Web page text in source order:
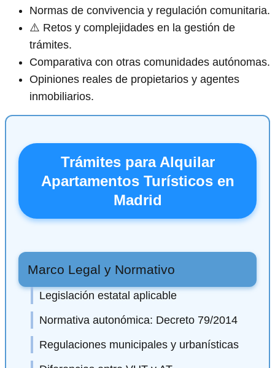
Normas de convivencia y regulación comunitaria.
⚠️ Retos y complejidades en la gestión de
trámites.
Comparativa con otras comunidades autónomas.
Opiniones reales de propietarios y agentes
inmobiliarios.
Trámites para Alquilar
Apartamentos Turísticos en
Madrid
Marco Legal y Normativo
Legislación estatal aplicable
Normativa autonómica: Decreto 79/2014
Regulaciones municipales y urbanísticas